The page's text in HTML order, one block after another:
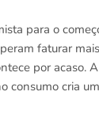
para o
faturar mais
por acaso. A
consumo cria um